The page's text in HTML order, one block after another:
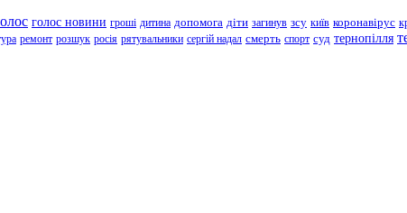
голос новини гроші дитина допомога діти загинув зсу київ коронавірус
ремонт розшук росія рятувальники сергій надал смерть спорт суд тернопілля